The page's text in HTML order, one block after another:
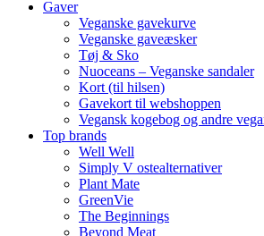
Gaver
Veganske gavekurve
Veganske gaveæsker
Tøj & Sko
Nuoceans – Veganske sandaler
Kort (til hilsen)
Gavekort til webshoppen
Vegansk kogebog og andre
Top brands
Well Well
Simply V ostealternativer
Plant Mate
GreenVie
The Beginnings
Beyond Meat